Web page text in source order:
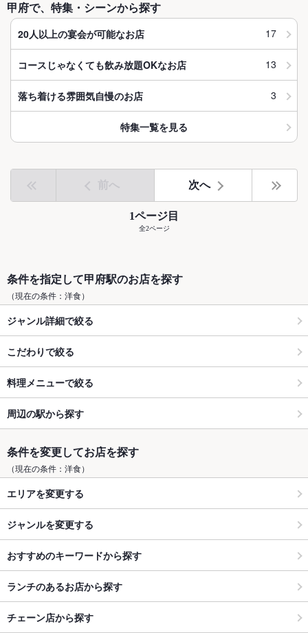
甲府で、特集・シーンから探す
20人以上の宴会が可能なお店 17
コースじゃなくても飲み放題OKなお店 13
落ち着ける雰囲気自慢のお店 3
特集一覧を見る
前へ 次へ
1ページ目
全2ページ
条件を指定して甲府駅のお店を探す
（現在の条件：洋食）
ジャンル詳細で絞る
こだわりで絞る
料理メニューで絞る
周辺の駅から探す
条件を変更してお店を探す
（現在の条件：洋食）
エリアを変更する
ジャンルを変更する
おすすめのキーワードから探す
ランチのあるお店から探す
チェーン店から探す